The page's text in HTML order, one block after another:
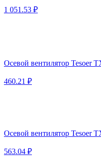
1 051.53 ₽
Осевой вентилятор Tesoer
460.21 ₽
Осевой вентилятор Tesoer
563.04 ₽